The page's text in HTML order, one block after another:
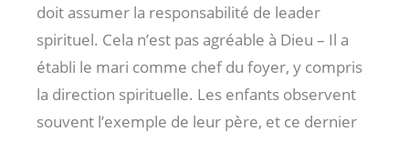
doit assumer la responsabilité de leader
spirituel. Cela n’est pas agréable à Dieu – Il a
établi le mari comme chef du foyer, y compris
la direction spirituelle. Les enfants observent
souvent l’exemple de leur père, et ce dernier